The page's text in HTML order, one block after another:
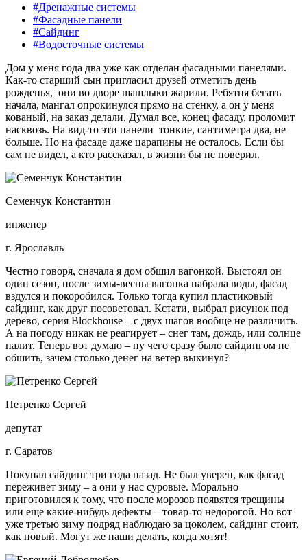
#Дренажные системы
#Фасадные панели
#Сайдинг
#Водосточные системы
Дом у меня года два уже как отделан фасадными панелями.
Как-то старший сын пригласил друзей отметить день
рожденья, они во дворе шашлыки жарили. Ребятня бегать
начала, мангал опрокинулся прямо на стенку, а он у меня
кованый, на заказ делали. Думал все, конец фасаду, проломит
насквозь. На вид-то эти панели тонкие, сантиметра два, не
больше. Но на фасаде даже царапины не осталось. Если бы
сам не видел, а кто рассказал, в жизни бы не поверил.
Семенчук Константин
инженер
г. Ярославль
Честно говоря, сначала я дом обшил вагонкой. Выстоял он
один сезон, после зимы-весны вагонка набрала воды, фасад
вздулся и покоробился. Только тогда купил пластиковый
сайдинг, как друг посоветовал. Кстати, выбрал рисунок под
дерево, серия Blockhouse – с двух шагов вообще не различить.
А на погоду никак не реагирует – снег там, дождь, или солнце
палит. Теперь вот думаю – ну чего сразу было сайдингом не
обшить, зачем столько денег на ветер выкинул?
Петренко Сергей
депутат
г. Саратов
Покупал сайдинг три года назад. Не был уверен, как фасад
переживет зиму – а они у нас суровые. Морально
приготовился к тому, что после морозов появятся трещины
или еще какие-нибудь дефекты – товар-то недорогой. Но вот
уже третью зиму подряд наблюдаю за цоколем, сайдинг стоит,
как новый. Могут же наши делать, когда хотят!